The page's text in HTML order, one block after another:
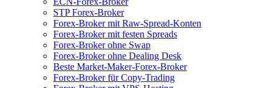
STP Forex-Broker
Forex-Broker mit Raw-Spread-Konten
Forex-Broker mit festen Spreads
Forex-Broker ohne Swap
Forex-Broker ohne Dealing Desk
Beste Market-Maker-Forex-Broker
Forex-Broker für Copy-Trading